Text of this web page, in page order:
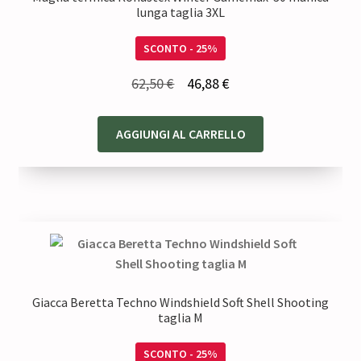
lunga taglia 3XL
SCONTO - 25%
62,50€
originale
era:
46,88€Il
attuale
è:
AGGIUNGI AL CARRELLO
Giacca Beretta Techno Windshield Soft Shell Shooting
taglia M
SCONTO - 25%